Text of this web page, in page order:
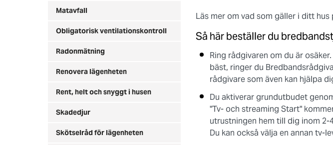
Matavfall
Obligatorisk ventilationskontroll
Radonmätning
Renovera lägenheten
Rent, helt och snyggt i husen
Skadedjur
Skötselråd för lägenheten
Läs mer om vad som gäller i ditt hus
Så här beställer du
Ring rådgivaren om du är
bäst, ringer du
rådgivare som även kan hjälpa
Du aktiverar grundutbudet
"Tv- och streaming Start"
utrustningen hem till dig inom 2-
Du kan också välja en annan tv-